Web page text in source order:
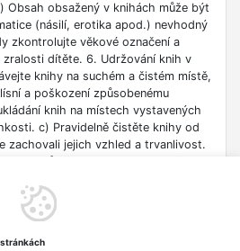
Obsah obsažený v knihách může být
(násilí, erotika apod.) nevhodný
zkontrolujte věkové označení a
dítěte. 6. Udržování knih v
knihy na suchém a čistém místě,
a poškození způsobenému
knih na místech vystavených
c) Pravidelně čistěte knihy od
zachovali jejich vzhled a trvanlivost.
účely. b) Věnujte pozornost datu
některých oblastech se rychle
buďte opatrní a dodržujte pravidla